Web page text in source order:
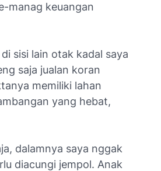
manag keuangan
sisi lain otak kadal saya
saja jualan koran
memiliki lahan
yang hebat,
dalamnya saya nggak
diacungi jempol. Anak